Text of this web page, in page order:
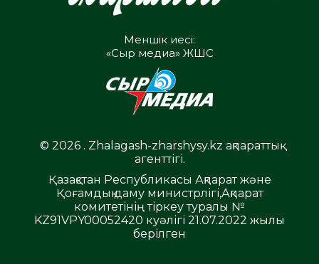
Меншік иесі:
«Сыр медиа» ЖШС
© 2026 . Zhalagash-zharshysy.kz ақпараттық
агенттігі.
Қазақстан Республикасы Ақпарат және
Қоғамдық даму министрлігі,Ақпарат
комитетінің тіркеу туралы №
KZ91VPY00052420 куәлігі 21.07.2022 жылы
берілген